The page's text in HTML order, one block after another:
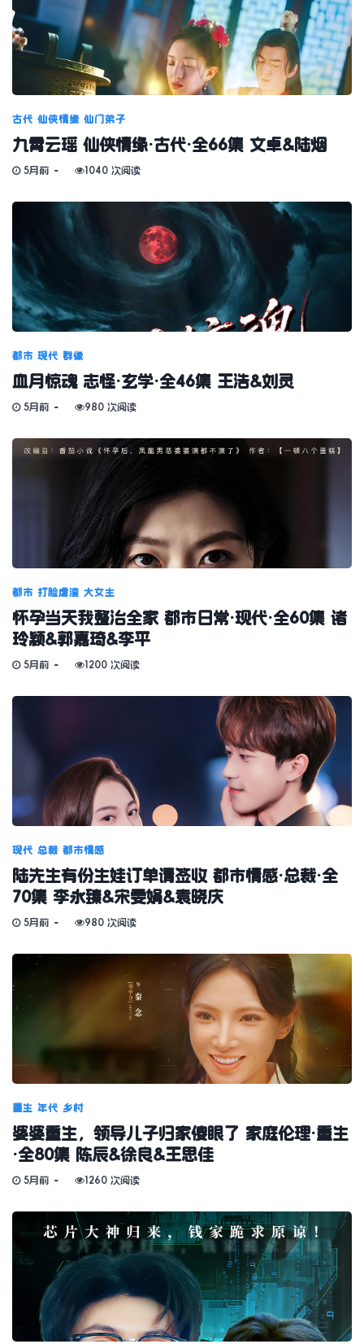
古代 仙侠情缘 仙门弟子
九霄云瑶 仙侠情缘·古代·全66集 文卓&陆烟
5月前 1040 次阅读
都市 现代 群像
血月惊魂 志怪·玄学·全46集 王浩&刘灵
5月前 980 次阅读
都市 打脸虐渣 大女主
怀孕当天我整治全家 都市日常·现代·全60集 诸
玲颖&郭嘉琦&李平
5月前 1200 次阅读
现代 总裁 都市情感
陆先生有份生娃订单请签收 都市情感·总裁·全
70集 李永臻&宋雯娟&袁晓庆
5月前 980 次阅读
重生 年代 乡村
婆婆重生，领导儿子归家傻眼了 家庭伦理·重生
·全80集 陈辰&徐良&王思佳
5月前 1260 次阅读